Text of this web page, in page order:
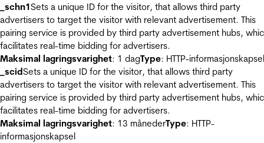
_schn1Sets a unique ID for the visitor, that allows third party
advertisers to target the visitor with relevant advertisement. This
pairing service is provided by third party advertisement hubs,
facilitates real-time bidding for advertisers.
Maksimal lagringsvarighet: 1 dagType: HTTP-informasjonskapsel
_scidSets a unique ID for the visitor, that allows third party
advertisers to target the visitor with relevant advertisement. This
pairing service is provided by third party advertisement hubs,
facilitates real-time bidding for advertisers.
Maksimal lagringsvarighet: 13 månederType: HTTP-
informasjonskapsel